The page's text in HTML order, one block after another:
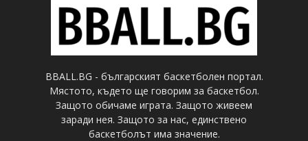
BBALL.BG - българският баскетболен портал.
Мястото, където ще говорим за баскетбол.
Защото обичаме играта. Защото живеем
заради нея. Защото за нас, единствено
баскетболът има значение.